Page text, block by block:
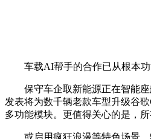
车载AI帮手的合作已从根本功
保守车企取新能源正在智能座
发表将为数千辆老款车型升级谷
多功能模块。更值得关心的是，
或启用疯狂浪漫等特色场景。